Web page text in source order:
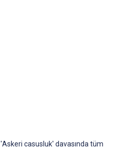
'Askeri casusluk' davasında tüm